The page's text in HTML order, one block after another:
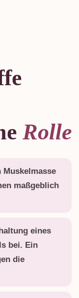
Rolle
maßgeblich
eines
bei. Ein
die